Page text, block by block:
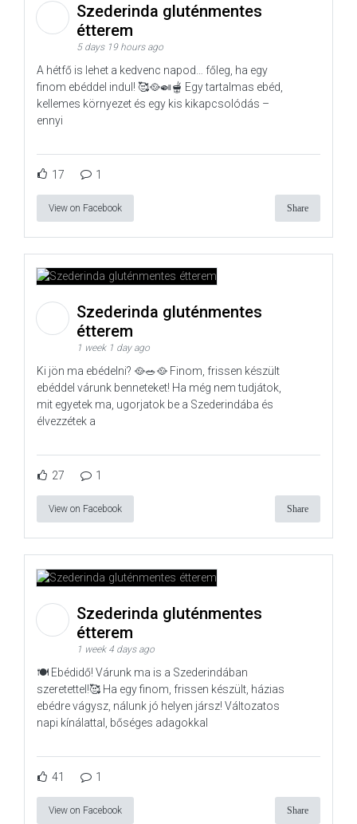
Szederinda gluténmentes
étterem
5 days 19 hours ago
A hétfő is lehet a kedvenc napod… főleg, ha egy
finom ebéddel indul! 🥰🥘🍛🫕 Egy tartalmas ebéd,
kellemes környezet és egy kis kikapcsolódás –
ennyi
17 1
View on Facebook Share
Szederinda gluténmentes
étterem
1 week 1 day ago
Ki jön ma ebédelni? 🥘🥗🥘 Finom, frissen készült
ebéddel várunk benneteket! Ha még nem tudjátok,
mit egyetek ma, ugorjatok be a Szederindába és
élvezzétek a
27 1
View on Facebook Share
Szederinda gluténmentes
étterem
1 week 4 days ago
🍽️ Ebédidő! Várunk ma is a Szederindában
szeretettel!🥰 Ha egy finom, frissen készült, házias
ebédre vágysz, nálunk jó helyen jársz! Változatos
napi kínálattal, bőséges adagokkal
41 1
View on Facebook Share